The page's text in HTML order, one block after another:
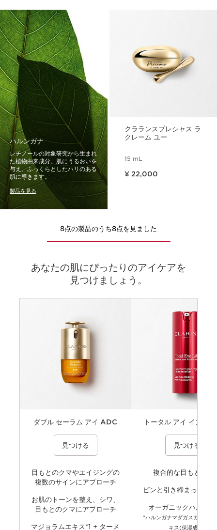
ハルンガナ
レチノールの対象研究から生まれ
た植物由来成分。肌にうるおいを
与え、ふっくらとしたハリのある
肌に導きます。
製品を見る
クラランスプレシャス ラ
クレーム ユー
15 mL
¥ 22,000
8点の製品のうち8点を見ました
あなたの肌にぴったりのアイケアを
見つけましょう。
ダブル セーラム アイ ADC
目もとにハリとうるおい、輝きを与え、印象
見つける
目もとのクマやエイジングの
複数のサインにアプローチ
お肌のトーンを整え、シワ、
目もとのクマにアプローチ
マジョラムエキス*1 + ターメ
トータル アイ インテ
年齢とともに気になる目もとの悩
ーチする美容液。ハリのある、引
印象的な目もとへ。リフィル対応
見つける
複合的な目もと悩み
ピンと引き締まった目
オーガニックハルン
*ハルンガナマダガスカリエン
キス(保湿成分)